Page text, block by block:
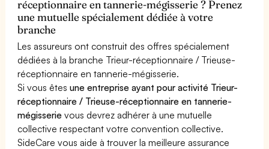
réceptionnaire en tannerie-mégisserie ? Prenez
une mutuelle spécialement dédiée à votre
branche
Les assureurs ont construit des offres spécialement
dédiées à la branche Trieur-réceptionnaire / Trieuse-
réceptionnaire en tannerie-mégisserie.
Si vous êtesune entreprise ayant pour activité Trieur-
réceptionnaire / Trieuse-réceptionnaire en tannerie-
mégisserie vous devrez adhérer à une mutuelle
collective respectant votre convention collective.
SideCare vous aide à trouver la meilleure assurance